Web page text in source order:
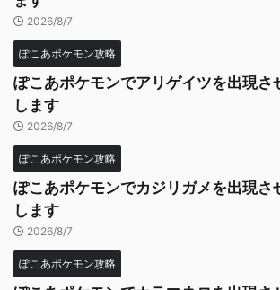
2026/8/7
ぽこあポケモン攻略
ぽこあポケモンでアリゲイツを出現さ
します
2026/8/7
ぽこあポケモン攻略
ぽこあポケモンでカジリガメを出現さ
します
2026/8/7
ぽこあポケモン攻略